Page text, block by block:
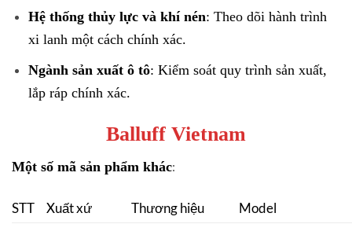
Hệ thống thủy lực và khí nén: Theo dõi hành trình
xi lanh một cách chính xác.
Ngành sản xuất ô tô: Kiểm soát quy trình sản xuất,
lắp ráp chính xác.
Balluff Vietnam
Một số mã sản phẩm khác:
STT Xuất xứ Thương hiệu Model